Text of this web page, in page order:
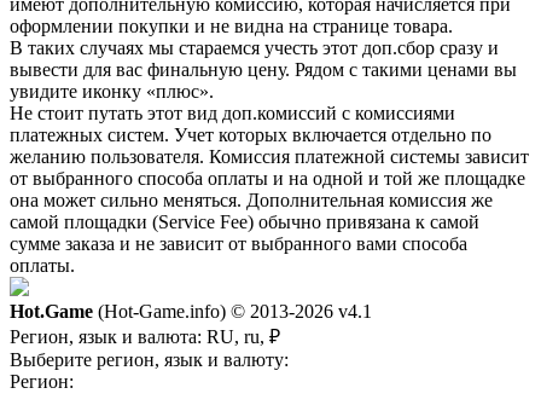
имеют дополнительную комиссию, которая начисляется при
оформлении покупки и не видна на странице товара.
В таких случаях мы стараемся учесть этот доп.сбор сразу и
вывести для вас финальную цену. Рядом с такими ценами вы
увидите иконку «плюс».
Не стоит путать этот вид доп.комиссий с комиссиями
платежных систем. Учет которых включается отдельно по
желанию пользователя. Комиссия платежной системы зависит
от выбранного способа оплаты и на одной и той же площадке
она может сильно меняться. Дополнительная комиссия же
самой площадки (Service Fee) обычно привязана к самой
сумме заказа и не зависит от выбранного вами способа
оплаты.
Hot.Game (Hot-Game.info) © 2013-2026 v4.1
Регион, язык и валюта: RU, ru, ₽
Выберите регион, язык и валюту:
Регион: